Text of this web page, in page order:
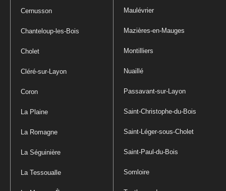
Cernusson
Chanteloup-les-Bois
Cholet
Cléré-sur-Layon
Coron
La Plaine
La Romagne
La Séguinière
La Tessoualle
Maulévrier
Mazières-en-Mauges
Montilliers
Nuaillé
Passavant-sur-Layon
Saint-Christophe-du-Bois
Saint-Léger-sous-Cholet
Saint-Paul-du-Bois
Somloire